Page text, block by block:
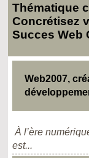
Thématique
Concrétisez
Succes Web
Web2007,
À l’ère
est...